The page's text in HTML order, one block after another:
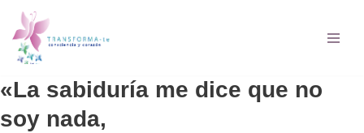
Saltar
al
contenido
«La sabiduría me dice que no
soy nada,